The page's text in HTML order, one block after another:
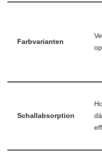
Farbvarianten
Schallabsorption